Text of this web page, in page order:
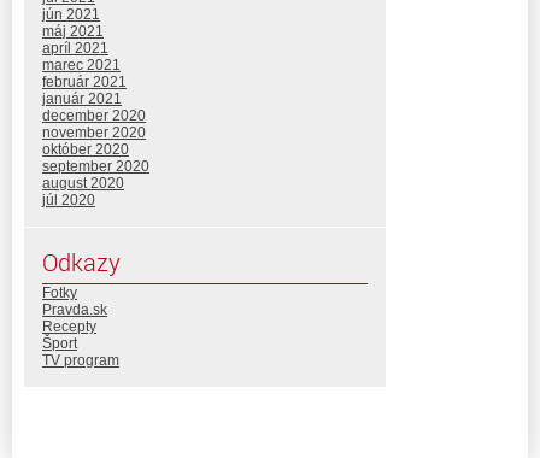
jún 2021
máj 2021
apríl 2021
marec 2021
február 2021
január 2021
december 2020
november 2020
október 2020
september 2020
august 2020
júl 2020
Odkazy
Fotky
Pravda.sk
Recepty
Šport
TV program